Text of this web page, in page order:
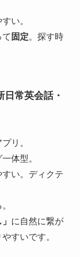
い。
固定。探す時
常英会話・
リ。
体型。
い。ディクテ
に自然に繋が
すいです。